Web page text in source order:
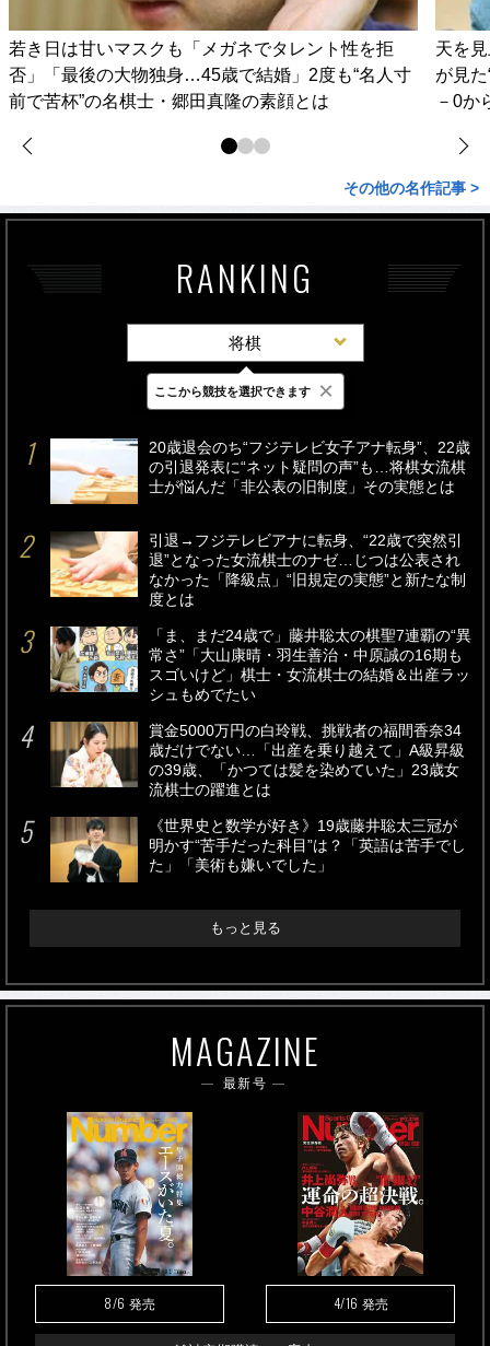
若き日は甘いマスクも「メガネでタレント性を拒
否」「最後の大物独身…45歳で結婚」2度も“名人寸
前で苦杯”の名棋士・郷田真隆の素顔とは
天を
が見
－0か
その他の名作記事 >
RANKING
将棋
最新 24時間 週間
20歳退会のち“フジテレビ女子アナ転身”、22歳
の引退発表に“ネット疑問の声”も…将棋女流棋
士が悩んだ「非公表の旧制度」その実態とは
引退→フジテレビアナに転身、“22歳で突然引
退”となった女流棋士のナゼ…じつは公表され
なかった「降級点」“旧規定の実態”と新たな制
度とは
「ま、まだ24歳で」藤井聡太の棋聖7連覇の“異
常さ”「大山康晴・羽生善治・中原誠の16期も
スゴいけど」棋士・女流棋士の結婚＆出産ラッ
シュもめでたい
賞金5000万円の白玲戦、挑戦者の福間香奈34
歳だけでない…「出産を乗り越えて」A級昇級
の39歳、「かつては髪を染めていた」23歳女
流棋士の躍進とは
《世界史と数学が好き》19歳藤井聡太三冠が
明かす“苦手だった科目”は？「英語は苦手でし
た」「美術も嫌いでした」
もっと見る
MAGAZINE
最新号
8/6 発売 4/16 発売
ここから競技を選択できます ×